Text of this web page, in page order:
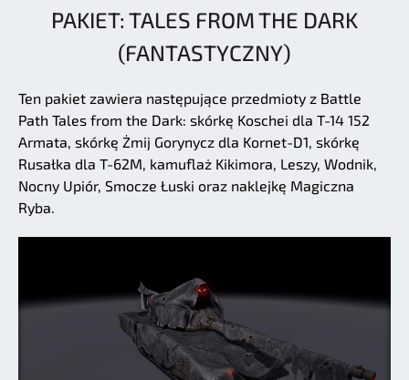
PAKIET: TALES FROM THE DARK
(FANTASTYCZNY)
Ten pakiet zawiera następujące przedmioty z Battle
Path Tales from the Dark: skórkę Koschei dla T-14 152
Armata, skórkę Żmij Gorynycz dla Kornet-D1, skórkę
Rusałka dla T-62M, kamuflaż Kikimora, Leszy, Wodnik,
Nocny Upiór, Smocze Łuski oraz naklejkę Magiczna
Ryba.